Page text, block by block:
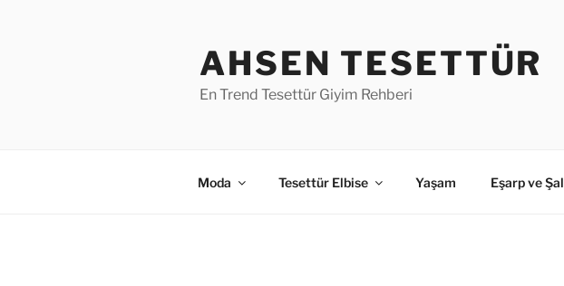
AHSEN TESETTÜR
En Trend Tesettür Giyim Rehberi
Moda Tesettür Elbise Yaşam Eşarp ve Şal